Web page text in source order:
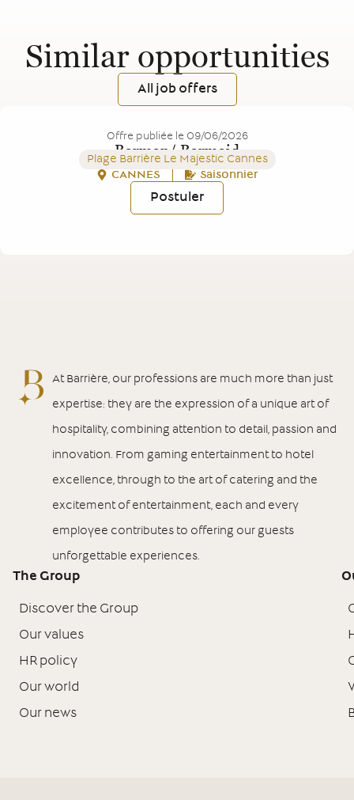
Similar opportunities
All job offers
Offre publiée le 09/06/2026
Barman/ Barmaid
Plage Barrière Le Majestic Cannes
CANNES
Saisonnier
Postuler
At Barrière, our professions are much more than just
expertise: they are the expression of a unique art of
hospitality, combining attention to detail, passion and
innovation. From gaming entertainment to hotel
excellence, through to the art of catering and the
excitement of entertainment, each and every
employee contributes to offering our guests
unforgettable experiences.
The Group
Discover the Group
Our values
HR policy
Our world
Our news